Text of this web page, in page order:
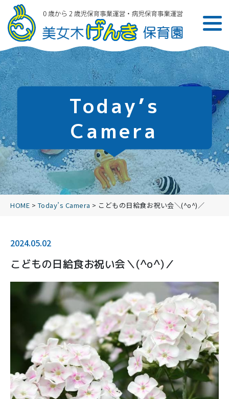
Today’s
Camera
HOME > Today’s Camera > こどもの日給食お祝い会＼(^o^)／
2024.05.02
こどもの日給食お祝い会＼(^o^)／